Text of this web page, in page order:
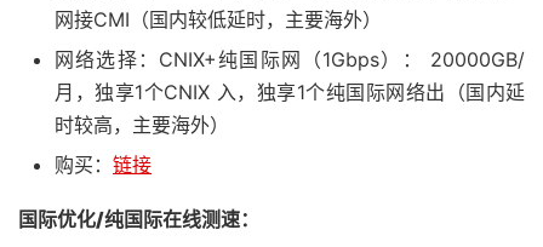
网接CMI（国内较低延时，主要海外）
网络选择：CNIX+纯国际网（1Gbps）： 20000GB/
月，独享1个CNIX 入，独享1个纯国际网络出（国内延
时较高，主要海外）
购买： 链接
国际优化/纯国际在线测速：